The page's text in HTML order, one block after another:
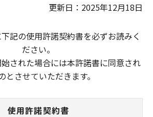
更新日：2025年12月18日
記の使用許諾契約書を必ずお読みく
ださい。
された場合には本許諾書に同意され
とさせていただきます。
使用許諾契約書